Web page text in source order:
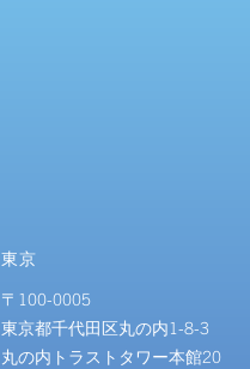
東京
〒100-0005
東京都千代田区丸の内1-8-3
丸の内トラストタワー本館20